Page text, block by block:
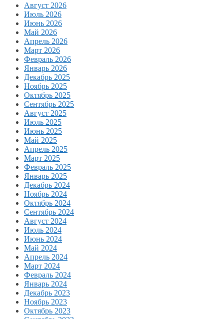
Август 2026
Июль 2026
Июнь 2026
Май 2026
Апрель 2026
Март 2026
Февраль 2026
Январь 2026
Декабрь 2025
Ноябрь 2025
Октябрь 2025
Сентябрь 2025
Август 2025
Июль 2025
Июнь 2025
Май 2025
Апрель 2025
Март 2025
Февраль 2025
Январь 2025
Декабрь 2024
Ноябрь 2024
Октябрь 2024
Сентябрь 2024
Август 2024
Июль 2024
Июнь 2024
Май 2024
Апрель 2024
Март 2024
Февраль 2024
Январь 2024
Декабрь 2023
Ноябрь 2023
Октябрь 2023